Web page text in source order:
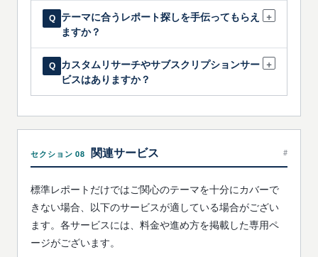
章単位またはテーマ単位での提供は、追加料
金またはカスタム範囲により対応できる場合がご
ざいます。実現可能性については弊社チームまで
Q
テーマに合うレポート探しを手伝ってもらえ
ますか？
+
はい。ご関心のテーマや事業上の課題を簡単
にお知らせください。担当者より関連性の高いレ
ポートを1件または複数件ご提案します。
Q
カスタムリサーチやサブスクリプションサー
ビスはありますか？
+
たせない場合は、カスタムリサーチ（受託調査）
いただけます。各サービスには専用ページがござ
います。
セクション 08 関連サービス #
標準レポートだけではご関心のテーマを十分にカバーで
きない場合、以下のサービスが適している場合がござい
ます。各サービスには、料金や進め方を掲載した専用ペ
ージがございます。